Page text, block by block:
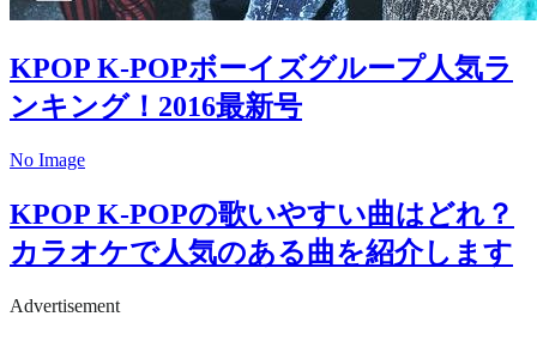
KPOP K-POPボーイズグループ人気ラ
ンキング！2016最新号
No Image
KPOP K-POPの歌いやすい曲はどれ？
カラオケで人気のある曲を紹介します
Advertisement